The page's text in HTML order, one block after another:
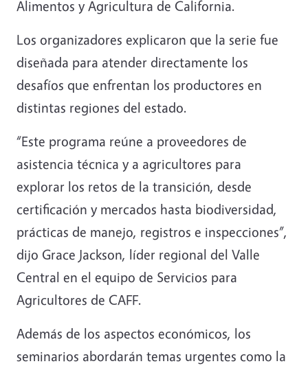
Alimentos y Agricultura de California.
Los organizadores explicaron que la serie fue
diseñada para atender directamente los
desafíos que enfrentan los productores en
distintas regiones del estado.
“Este programa reúne a proveedores de
asistencia técnica y a agricultores para
explorar los retos de la transición, desde
certificación y mercados hasta biodiversidad,
prácticas de manejo, registros e inspecciones”,
dijo Grace Jackson, líder regional del Valle
Central en el equipo de Servicios para
Agricultores de CAFF.
Además de los aspectos económicos, los
seminarios abordarán temas urgentes como la